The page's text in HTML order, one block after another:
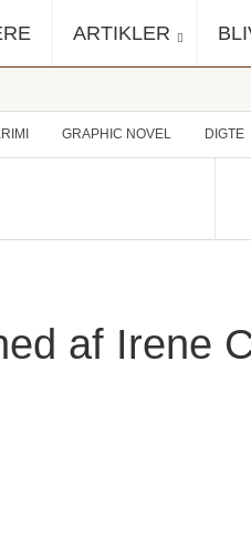
ARTIKLER
GRAPHIC NOVEL DIGTE
af Irene